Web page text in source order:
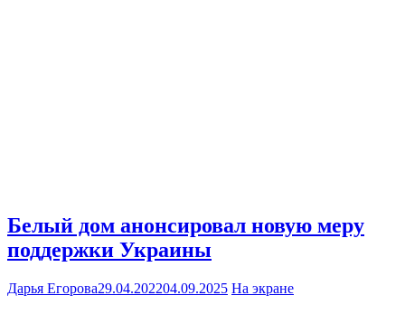
Белый дом анонсировал новую меру
поддержки Украины
Дарья Егорова29.04.202204.09.2025 На экране